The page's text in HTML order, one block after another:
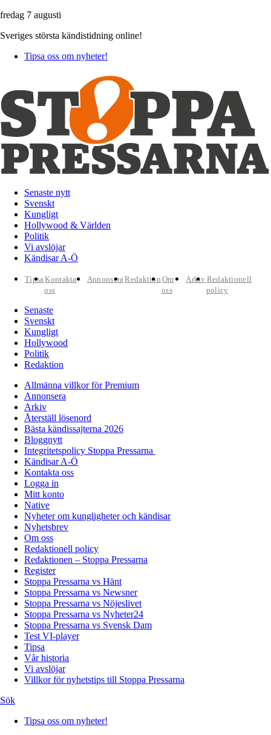
fredag 7 augusti
Sveriges största kändistidning online!
Tipsa oss om nyheter!
Senaste nytt
Svenskt
Kungligt
Hollywood & Världen
Politik
Vi avslöjar
Kändisar A-Ö
TipsaKontakta
oss
AnnonseraRedaktion Om
oss
Arkiv Redaktionell
policy
Senaste
Svenskt
Kungligt
Hollywood
Politik
Redaktion
Allmänna villkor för Premium
Annonsera
Arkiv
Återställ lösenord
Bästa kändissajterna 2026
Bloggnytt
Integritetspolicy Stoppa Pressarna
Kändisar A-Ö
Kontakta oss
Logga in
Mitt konto
Native
Nyheter om kungligheter och kändisar
Nyhetsbrev
Om oss
Redaktionell policy
Redaktionen – Stoppa Pressarna
Register
Stoppa Pressarna vs Hänt
Stoppa Pressarna vs Newsner
Stoppa Pressarna vs Nöjeslivet
Stoppa Pressarna vs Nyheter24
Stoppa Pressarna vs Svensk Dam
Test VI-player
Tipsa
Vår historia
Vi avslöjar
Villkor för nyhetstips till Stoppa Pressarna
Sök
Tipsa oss om nyheter!